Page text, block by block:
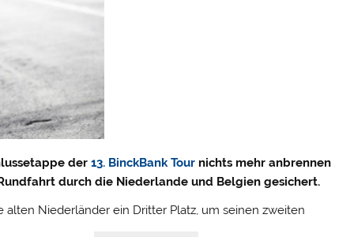
der13. BinckBank Tour nichts mehr anbrennen
durch die Niederlande und Belgien gesichert.
Niederländer ein Dritter Platz, um seinen zweiten